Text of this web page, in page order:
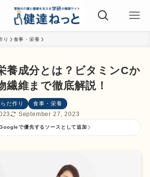
り 食事・栄養
養成分とは？ビタミンCか
繊維まで徹底解説！
だ作り 食事・栄養
September 27, 2023
で優先するソースとして追加